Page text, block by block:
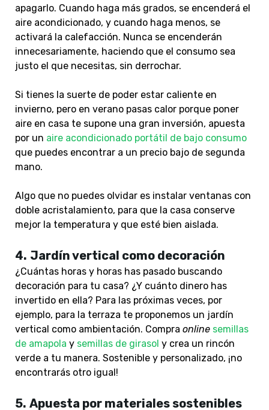
apagarlo. Cuando haga más grados, se encenderá el
aire acondicionado, y cuando haga menos, se
activará la calefacción. Nunca se encenderán
innecesariamente, haciendo que el consumo sea
justo el que necesitas, sin derrochar.
Si tienes la suerte de poder estar caliente en
invierno, pero en verano pasas calor porque poner
aire en casa te supone una gran inversión, apuesta
por un aire acondicionado portátil de bajo consumo
que puedes encontrar a un precio bajo de segunda
mano.
Algo que no puedes olvidar es instalar ventanas con
doble acristalamiento, para que la casa conserve
mejor la temperatura y que esté bien aislada.
4. Jardín vertical como decoración
¿Cuántas horas y horas has pasado buscando
decoración para tu casa? ¿Y cuánto dinero has
invertido en ella? Para las próximas veces, por
ejemplo, para la terraza te proponemos un jardín
vertical como ambientación. Compra online semillas
de amapola y semillas de girasol y crea un rincón
verde a tu manera. Sostenible y personalizado, ¡no
encontrarás otro igual!
5. Apuesta por materiales sostenibles